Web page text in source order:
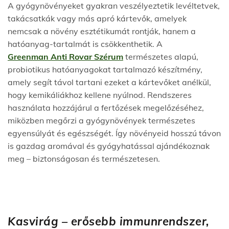
A gyógynövényeket gyakran veszélyeztetik levéltetvek,
takácsatkák vagy más apró kártevők, amelyek
nemcsak a növény esztétikumát rontják, hanem a
hatóanyag-tartalmát is csökkenthetik. A
Greenman Anti Rovar Szérum természetes alapú,
probiotikus hatóanyagokat tartalmazó készítmény,
amely segít távol tartani ezeket a kártevőket anélkül,
hogy kemikáliákhoz kellene nyúlnod. Rendszeres
használata hozzájárul a fertőzések megelőzéséhez,
miközben megőrzi a gyógynövények természetes
egyensúlyát és egészségét. Így növényeid hosszú távon
is gazdag aromával és gyógyhatással ajándékoznak
meg – biztonságosan és természetesen.
Kasvirág – erősebb immunrendszer,